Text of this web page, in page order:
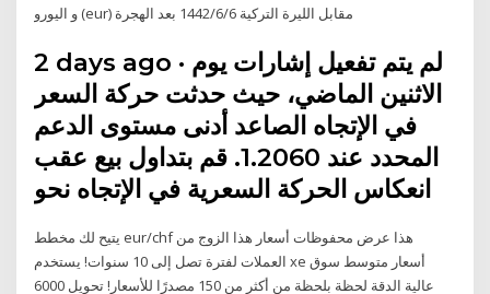
و اليورو (eur) مقابل الليرة التركية 6‏‏/6‏‏/1442 بعد الهجرة
2 days ago · لم يتم تفعيل إشارات يوم
الاثنين الماضي، حيث حدثت حركة السعر
في الإتجاه الصاعد أدنى مستوى الدعم
المحدد عند 1.2060. قم بتداول بيع عقب
انعكاس الحركة السعرية في الإتجاه نحو
يتيح لك مخطط eur/chf هذا عرض محفوظات أسعار هذا الزوج من
العملات لفترة تصل إلى 10 سنوات! يستخدم xe أسعار متوسط سوق
عالية الدقة لحظة بلحظة من أكثر من 150 مصدرًا للأسعار! تحويل 6000